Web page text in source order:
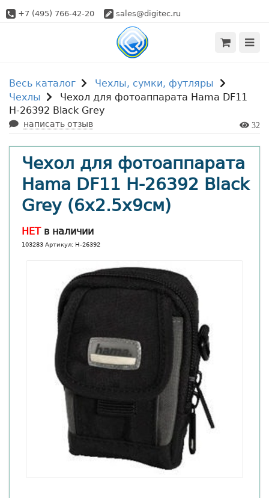
+7 (495) 766-42-20 sales@digitec.ru
Весь каталог
Чехлы, сумки, футляры
Чехлы
Чехол для фотоаппарата Hama DF11
H-26392 Black Grey
написать отзыв 32
Чехол для фотоаппарата
Hama DF11 H-26392 Black
Grey (6x2.5x9см)
НЕТв наличии
103283 Артикул: H-26392